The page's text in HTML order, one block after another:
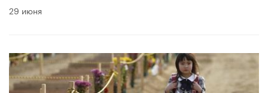
29 июня